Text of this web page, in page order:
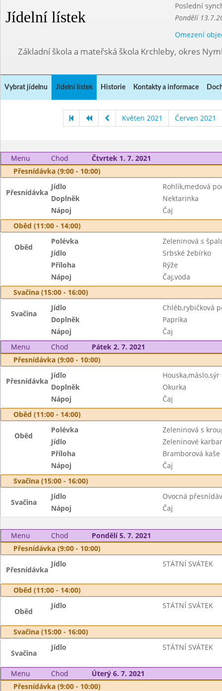
Jídelní lístek
Poslední
Pondělí
Omezení
Základní škola a mateřská škola Krchleby, okres
Vybrat jídelnu Jídelní lístek Historie Kontakty a informace
Květen 2021 Červen 2021
Menu Chod
Čtvrtek 1. 7. 2021
Přesnídávka (9:00 - 10:00)
Přesnídávka
Jídlo
Rohlík,medová
Doplněk
Nektarinka
Nápoj
Čaj
Oběd (11:00 - 14:00)
Oběd
Polévka
Zeleninová s
Jídlo
Srbské žebírko
Příloha
Rýže
Nápoj
Čaj,voda
Svačina (15:00 - 16:00)
Svačina
Jídlo
Chléb,rybičková
Doplněk
Paprika
Nápoj
Čaj
Menu
Chod
Pátek 2. 7. 2021
Přesnídávka (9:00 - 10:00)
Přesnídávka
Jídlo
Houska,máslo,sýr
Doplněk
Okurka
Nápoj
Čaj
Oběd (11:00 - 14:00)
Oběd
Polévka
Zeleninová s
Jídlo
Zeleninové
Příloha
Bramborová kaše
Nápoj
Čaj
Svačina (15:00 - 16:00)
Svačina
Jídlo
Ovocná
Nápoj
Čaj
Menu Chod
Pondělí 5. 7. 2021
Přesnídávka (9:00 - 10:00)
Přesnídávka
Jídlo STÁTNÍ SVÁTEK
Oběd (11:00 - 14:00)
Oběd
Jídlo STÁTNÍ SVÁTEK
Svačina (15:00 - 16:00)
Svačina
Jídlo STÁTNÍ SVÁTEK
Menu Chod
Úterý 6. 7. 2021
Přesnídávka (9:00 - 10:00)